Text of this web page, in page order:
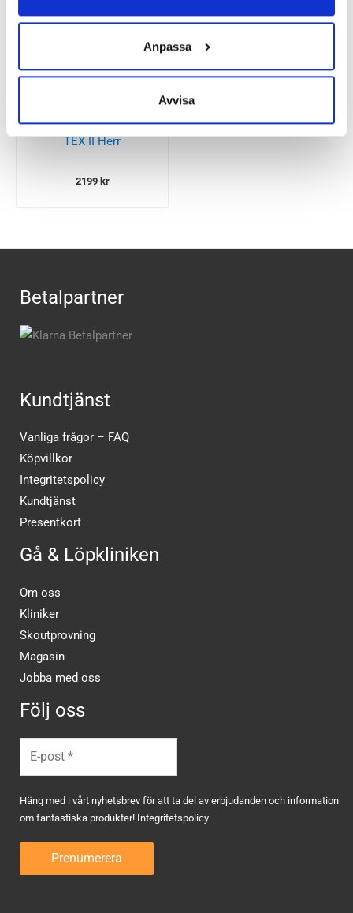
Anpassa
Avvisa
Besökta produkter
Haglöfs Ridge GORE-
TEX II Herr
2199 kr
Betalpartner
Kundtjänst
Vanliga frågor – FAQ
Köpvillkor
Integritetspolicy
Kundtjänst
Presentkort
Gå & Löpkliniken
Om oss
Kliniker
Skoutprovning
Magasin
Jobba med oss
Följ oss
Häng med i vårt nyhetsbrev för att ta del av erbjudanden och information
om fantastiska produkter! Integritetspolicy